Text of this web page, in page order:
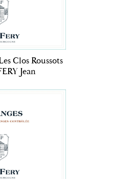
Clos Roussots
Jean